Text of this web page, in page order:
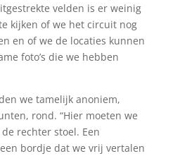
velden is er weinig
kijken of we het circuit nog
en of we de locaties kunnen
foto’s die we hebben
we tamelijk anoniem,
rond. “Hier moeten we
rechter stoel. Een
bordje dat we vrij vertalen